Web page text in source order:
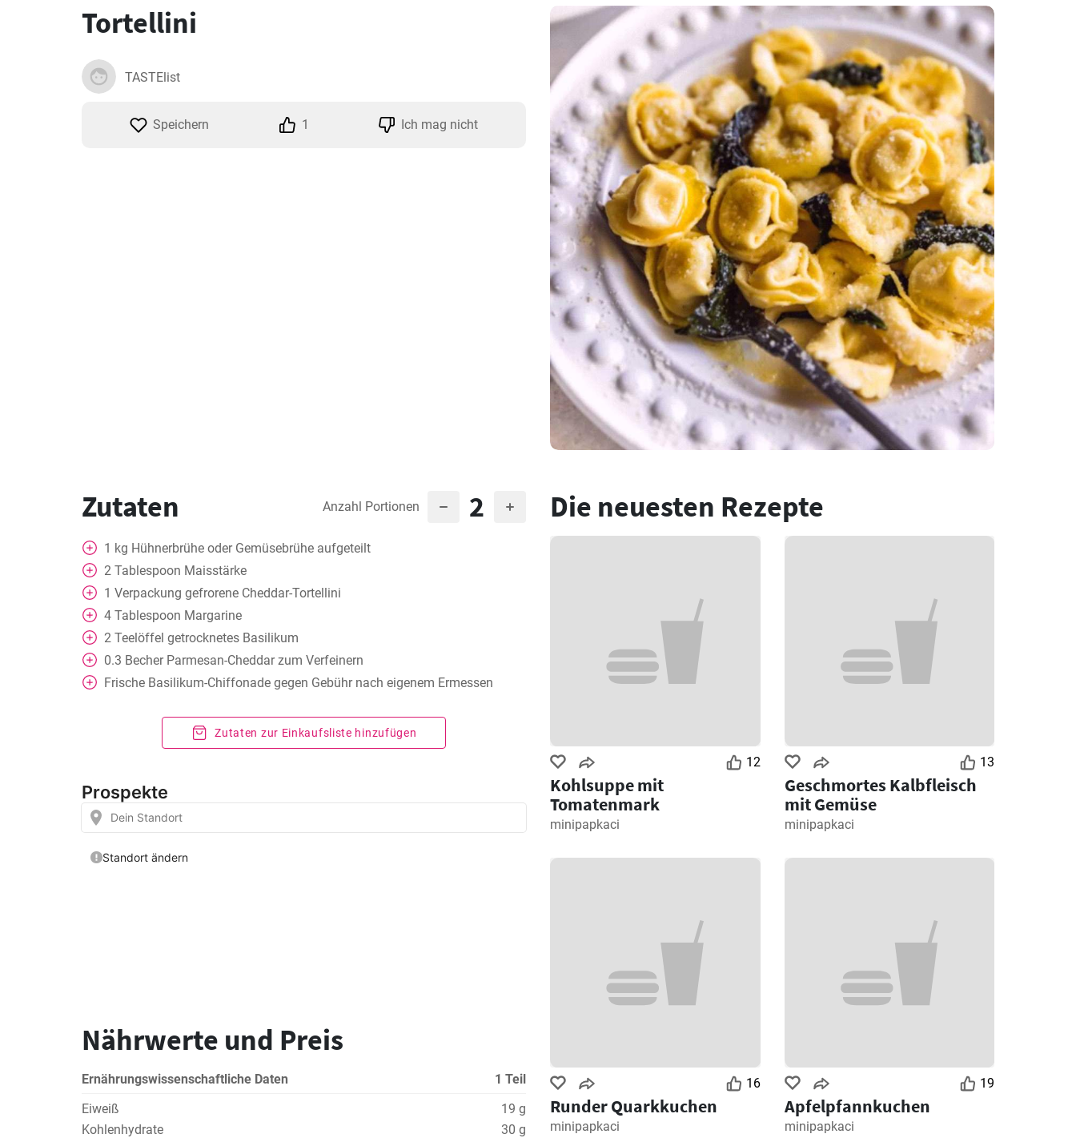
Tortellini
TASTElist
Speichern 1 Ich mag nicht
Zutaten Anzahl Portionen 2
1 kg Hühnerbrühe oder Gemüsebrühe aufgeteilt
2 Tablespoon Maisstärke
1 Verpackung gefrorene Cheddar-Tortellini
4 Tablespoon Margarine
2 Teelöffel getrocknetes Basilikum
0.3 Becher Parmesan-Cheddar zum Verfeinern
Frische Basilikum-Chiffonade gegen Gebühr nach eigenem Ermessen
Zutaten zur Einkaufsliste hinzufügen
Nährwerte und Preis
Ernährungswissenschaftliche Daten
1 Teil
Eiweiß
19 g
Kohlenhydrate
30 g
Die neuesten Rezepte
12
Kohlsuppe mit
Tomatenmark
minipapkaci
13
Geschmortes Kalbfleisch
mit Gemüse
minipapkaci
16
Runder Quarkkuchen
minipapkaci
19
Apfelpfannkuchen
minipapkaci